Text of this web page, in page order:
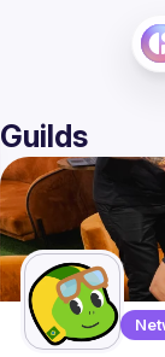
Guilds